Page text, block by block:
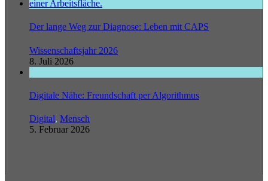
Der lange Weg zur Diagnose: Leben mit CAPS
Wissenschaftsjahr 2026
8. Juli 2026
Digitale Nähe: Freundschaft per Algorithmus
Digital, Mensch
5. Februar 2026